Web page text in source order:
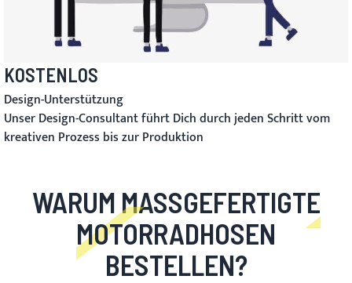
KOSTENLOS
Design-Unterstützung
Unser Design-Consultant führt Dich durch jeden Schritt vom
kreativen Prozess bis zur Produktion
WARUM MASSGEFERTIGTE M
OTORRADHOSEN B
ESTELLEN?